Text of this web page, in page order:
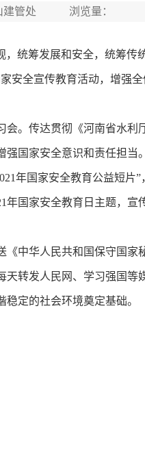
建管处 浏览量：
统筹发展和安全，统筹传
安全宣传教育活动，增强
。传达贯彻《河南省水利
国家安全意识和责任担当。
国家安全教育公益短片”
国家安全教育日主题，宣
中华人民共和国保守国家
转发人民网、学习强国等
定的社会环境奠定基础。